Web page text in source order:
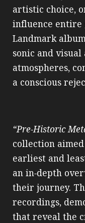
artistic choice,
influence entire
Landmark
sonic and
atmospheres,
a conscious
“Pre‑Historic
collection
earliest and
an in‑depth
their journey.
recordings,
that reveal the